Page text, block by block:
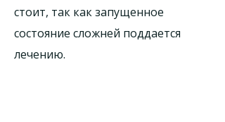
стоит, так как запущенное
состояние сложней поддается
лечению.